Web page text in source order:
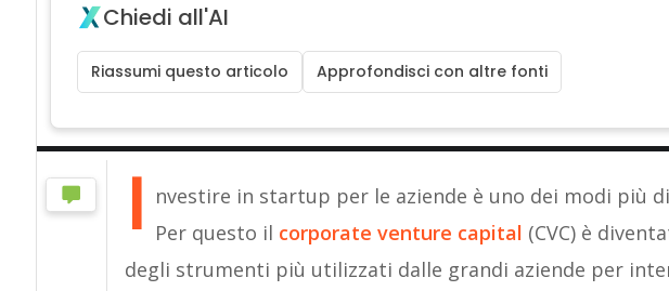
Chiedi all'AI
Riassumi questo articolo Approfondisci con altre fonti
I nvestire in startup per le aziende è uno dei modi più
Per questo il corporate venture capital (CVC) è
degli strumenti più utilizzati dalle grandi aziende per